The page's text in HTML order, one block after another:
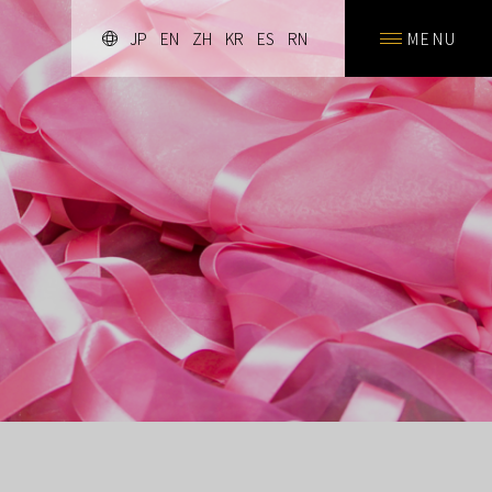
JP EN ZH KR ES RN MENU